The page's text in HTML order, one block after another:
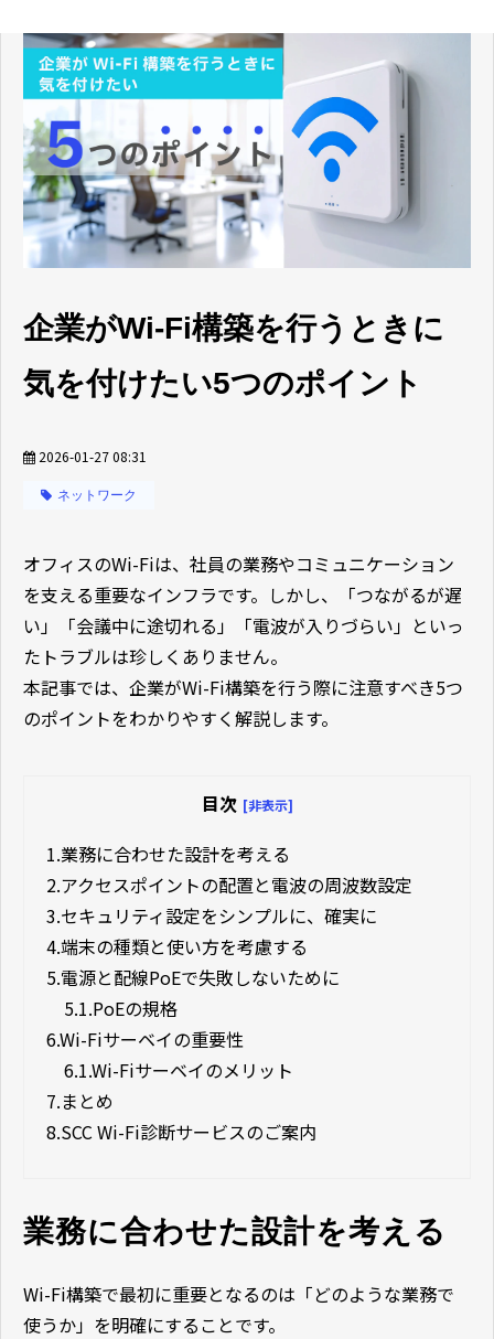
企業がWi-Fi構築を行うときに
気を付けたい5つのポイント
2026-01-27 08:31
ネットワーク
オフィスのWi-Fiは、社員の業務やコミュニケーション
を支える重要なインフラです。しかし、「つながるが遅
い」「会議中に途切れる」「電波が入りづらい」といっ
たトラブルは珍しくありません。
本記事では、企業がWi-Fi構築を行う際に注意すべき5つ
のポイントをわかりやすく解説します。
目次 [非表示]
1.業務に合わせた設計を考える
2.アクセスポイントの配置と電波の周波数設定
3.セキュリティ設定をシンプルに、確実に
4.端末の種類と使い方を考慮する
5.電源と配線――PoEで失敗しないために
5.1.PoEの規格
6.Wi-Fiサーベイの重要性
6.1.Wi-Fiサーベイのメリット
7.まとめ
8.SCC Wi-Fi診断サービスのご案内
業務に合わせた設計を考える
Wi-Fi構築で最初に重要となるのは「どのような業務で
使うか」を明確にすることです。